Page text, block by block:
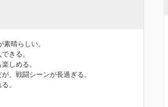
晴らしい。
きる。
しめる。
、戦闘シーンが長過ぎる。
。